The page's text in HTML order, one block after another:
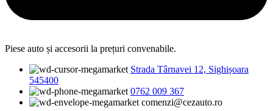
Piese auto și accesorii la prețuri convenabile.
Strada Târnavei 12, Sighișoara
545400
0762 009 367
comenzi@cezauto.ro